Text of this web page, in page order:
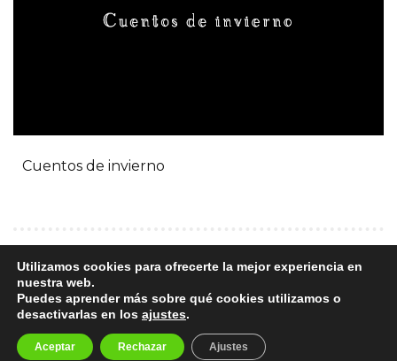
Cuentos de invierno
© 2020 NOELIA CAMACHO All rights reserved. Diseño gráfico by
Utilizamos cookies para ofrecerte la mejor experiencia en
nuestra web.
Puedes aprender más sobre qué cookies utilizamos o
desactivarlas en los ajustes.
Aceptar Rechazar Ajustes